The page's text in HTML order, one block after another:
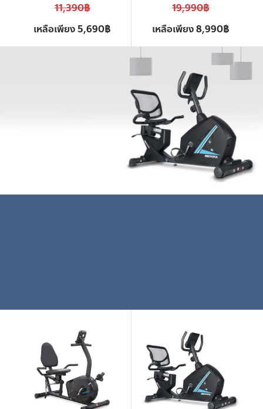
11,390฿
เหลือเพียง 5,690฿
19,990฿
เหลือเพียง 8,990฿
RECUMBENT